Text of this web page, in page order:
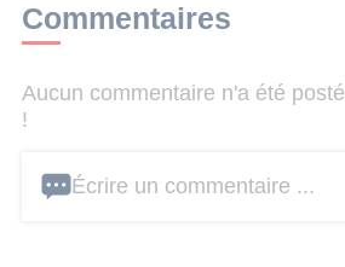
Commentaires
Aucun commentaire n'a été
!
Écrire un commentaire ...